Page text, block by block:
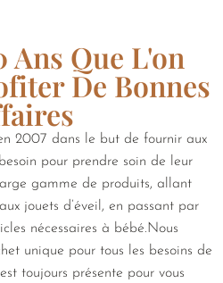
Ans Que L'on
De Bonnes
2007 dans le but de fournir aux
pour prendre soin de leur
gamme de produits, allant
jouets d’éveil, en passant par
nécessaires à bébé.Nous
unique pour tous les besoins de
toujours présente pour vous